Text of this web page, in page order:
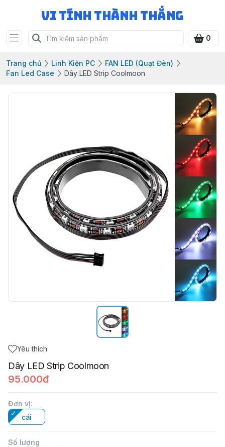
Vi Tính Thành Thắng
0
Trang chủ Linh Kiện PC
FAN LED (Quạt Đèn)
Fan Led Case
Dây LED Strip Coolmoon
Yêu thích
Dây LED Strip Coolmoon
95.000đ
Đơn vị:
cái
Số lượng